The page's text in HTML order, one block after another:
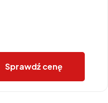
Sprawdź cenę